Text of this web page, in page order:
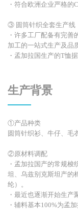
・符合欧洲企业严格的
③ 圆筒针织全套生产线
・许多工厂配备有完
加工的一站式生产及品
・孟加拉国生产的T恤
生产背景
①产品种类
圆筒针织衫、牛仔、毛
②原材料调配
・孟加拉国产的常规
坦、乌兹别克斯坦产的
纶）。
・最近也逐渐开始生产
・辅料基本100%为孟加